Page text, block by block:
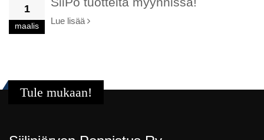
1
maalis
Lue lisää
Tule mukaan!